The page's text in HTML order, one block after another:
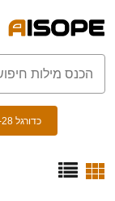
כדורגל Cup 26-28